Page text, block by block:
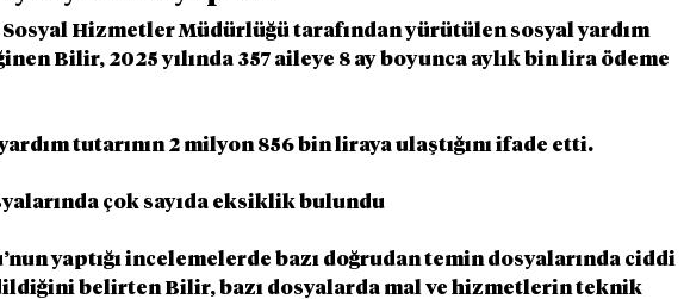
Hizmetler Müdürlüğü tarafından yürütülen sosyal yardım
Bilir, 2025 yılında 357 aileye 8 ay boyunca aylık bin lira ödeme
tutarının 2 milyon 856 bin liraya ulaştığını ifade etti.
çok sayıda eksiklik bulundu
yaptığı incelemelerde bazı doğrudan temin dosyalarında ciddi
belirten Bilir, bazı dosyalarda mal ve hizmetlerin teknik